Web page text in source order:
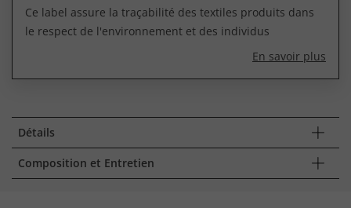
Ce label assure la traçabilité des textiles produits dans
le respect de l'environnement et des individus
En savoir plus
Détails
Composition et Entretien